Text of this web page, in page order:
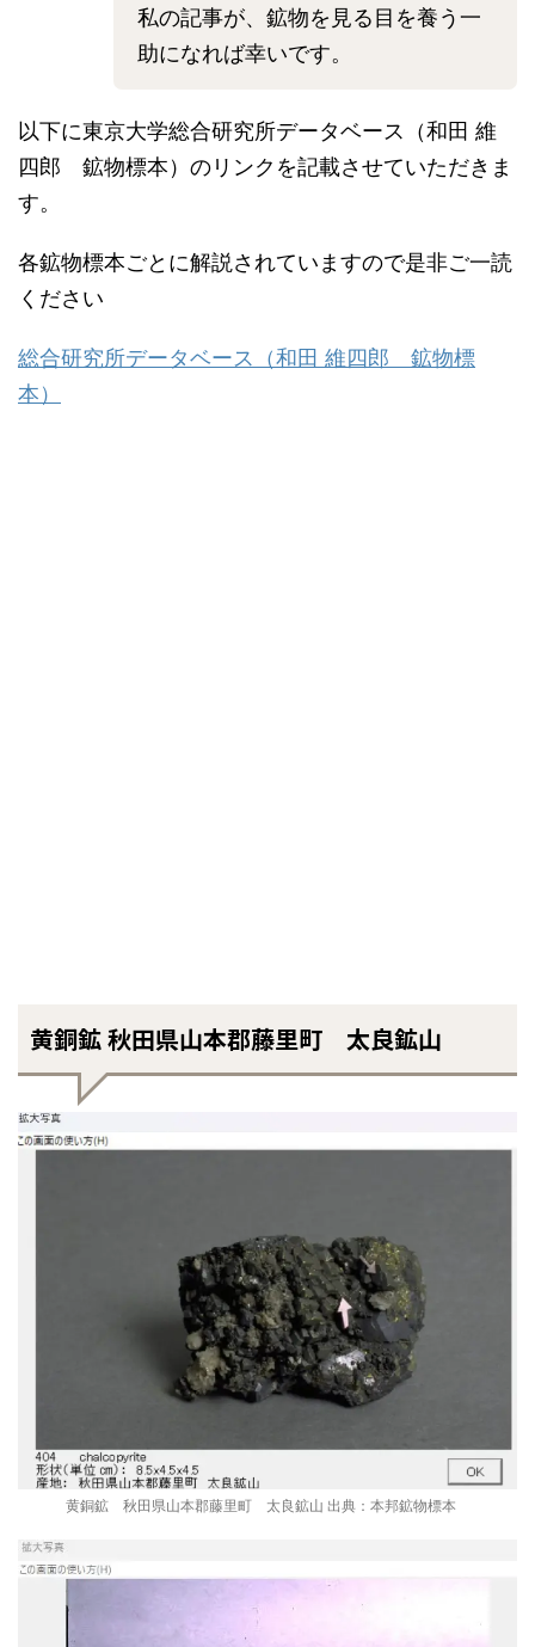
私の記事が、鉱物を見る目を養う一
助になれば幸いです。
以下に東京大学総合研究所データベース（和田 維
四郎 鉱物標本）のリンクを記載させていただきま
す。
各鉱物標本ごとに解説されていますので是非ご一読
ください
総合研究所データベース（和田 維四郎 鉱物標
本）
黄銅鉱 秋田県山本郡藤里町 太良鉱山
黄銅鉱 秋田県山本郡藤里町 太良鉱山 出典：本邦鉱物標本